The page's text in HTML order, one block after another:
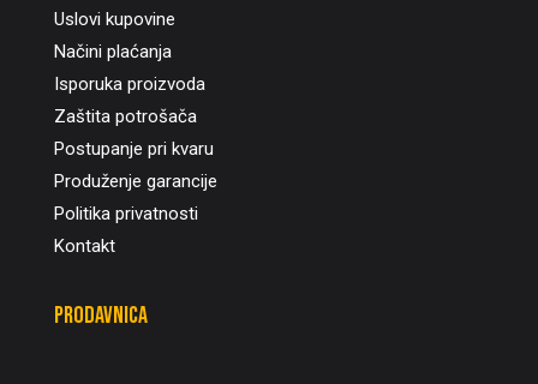
Uslovi kupovine
Načini plaćanja
Isporuka proizvoda
Zaštita potrošača
Postupanje pri kvaru
Produženje garancije
Politika privatnosti
Kontakt
Prodavnica